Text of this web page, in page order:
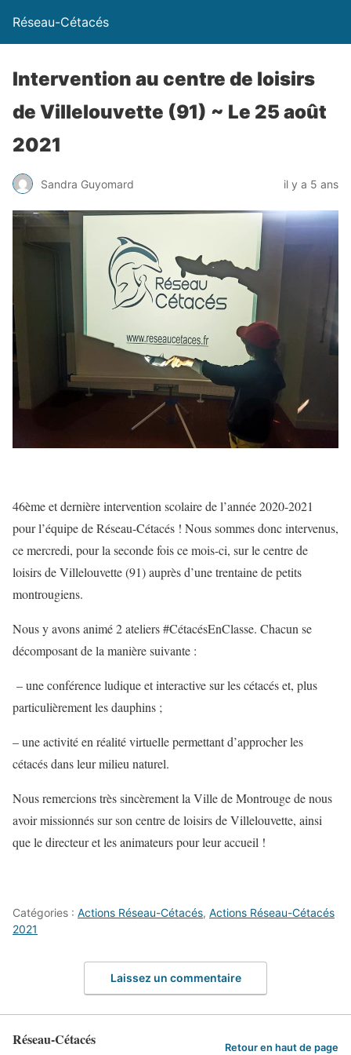
Réseau-Cétacés
Intervention au centre de loisirs
de Villelouvette (91) ~ Le 25 août
2021
Sandra Guyomard il y a 5 ans
46ème et dernière intervention scolaire de l’année 2020-2021
pour l’équipe de Réseau-Cétacés ! Nous sommes donc intervenus,
ce mercredi, pour la seconde fois ce mois-ci, sur le centre de
loisirs de Villelouvette (91) auprès d’une trentaine de petits
montrougiens.
Nous y avons animé 2 ateliers #CétacésEnClasse. Chacun se
décomposant de la manière suivante :
– une conférence ludique et interactive sur les cétacés et, plus
particulièrement les dauphins ;
– une activité en réalité virtuelle permettant d’approcher les
cétacés dans leur milieu naturel.
Nous remercions très sincèrement la Ville de Montrouge de nous
avoir missionnés sur son centre de loisirs de Villelouvette, ainsi
que le directeur et les animateurs pour leur accueil !
Catégories : Actions Réseau-Cétacés, Actions Réseau-Cétacés
2021
Laissez un commentaire
Réseau-Cétacés Retour en haut de page